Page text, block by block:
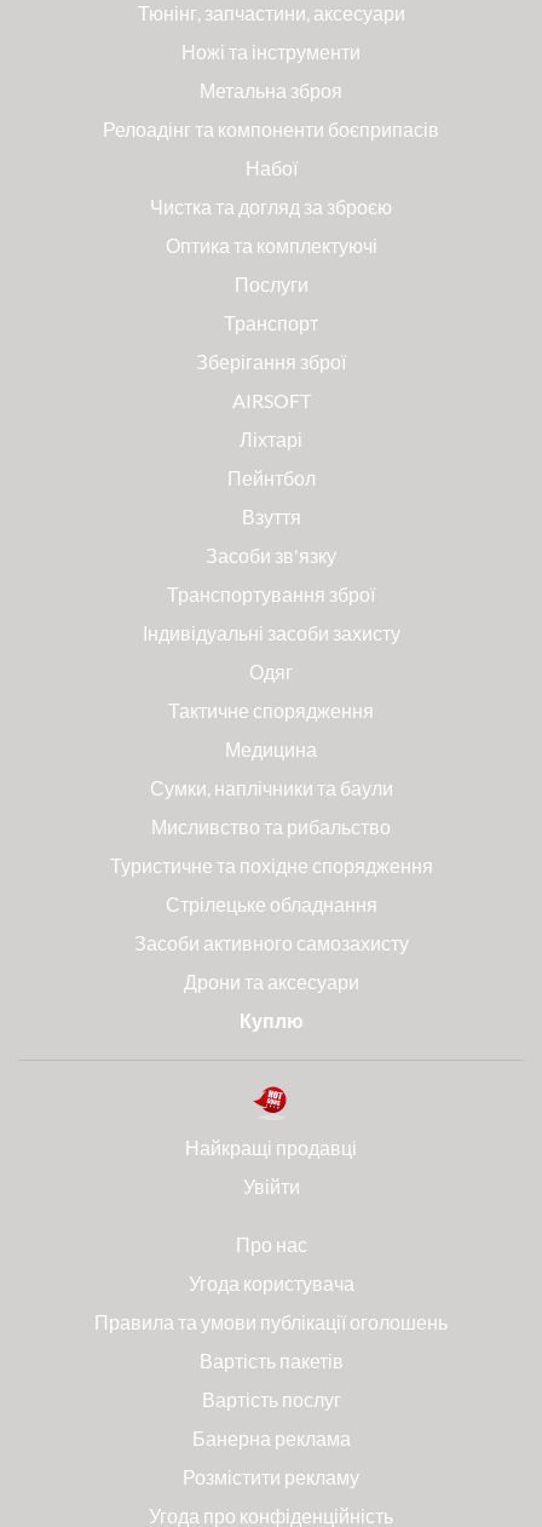
Тюнінг, запчастини, аксесуари
Ножі та інструменти
Метальна зброя
Релоадінг та компоненти боєприпасів
Набої
Чистка та догляд за зброєю
Оптика та комплектуючі
Послуги
Транспорт
Зберігання зброї
AIRSOFT
Ліхтарі
Пейнтбол
Взуття
Засоби зв'язку
Транспортування зброї
Індивідуальні засоби захисту
Одяг
Тактичне спорядження
Медицина
Сумки, наплічники та баули
Мисливство та рибальство
Туристичне та похідне спорядження
Стрілецьке обладнання
Засоби активного самозахисту
Дрони та аксесуари
Куплю
Найкращі продавці
Увійти
Про нас
Угода користувача
Правила та умови публікації оголошень
Вартість пакетів
Вартість послуг
Банерна реклама
Розмістити рекламу
Угода про конфіденційність